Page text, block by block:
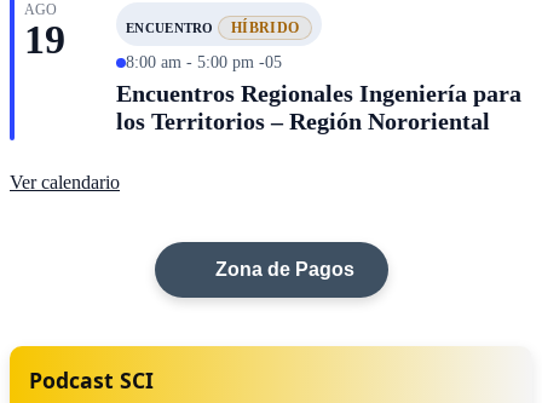
AGO
19 ENCUENTRO HÍBRIDO
8:00 am - 5:00 pm -05
Encuentros Regionales Ingeniería para
los Territorios – Región Nororiental
Ver calendario
Zona de Pagos
Podcast SCI